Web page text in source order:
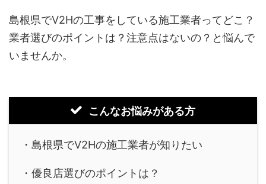
島根県でV2Hの工事をしている施工業者ってどこ？
業者選びのポイントは？注意点はないの？と悩んで
いませんか。
こんなお悩みがある方
・島根県でV2Hの施工業者が知りたい
・優良店選びのポイントは？